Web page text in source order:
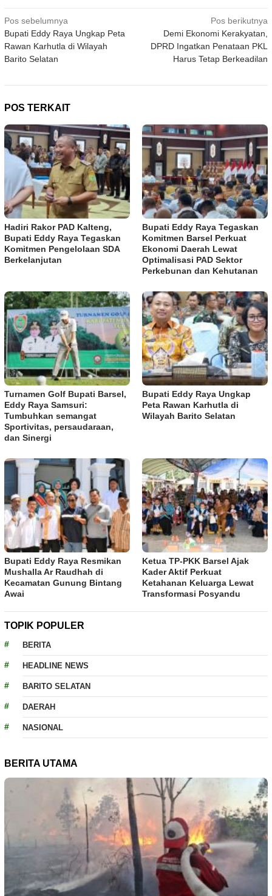
Navigasi
pos
Pos sebelumnya
Bupati Eddy Raya Ungkap Peta
Rawan Karhutla di Wilayah
Barito Selatan
Pos berikutnya
Demi Ekonomi Kerakyatan,
DPRD Ingatkan Penataan PKL
Harus Tetap Berkeadilan
POS TERKAIT
Hadiri Rakor PAD Kalteng,
Bupati Eddy Raya Tegaskan
Komitmen Pengelolaan SDA
Berkelanjutan
Bupati Eddy Raya Tegaskan
Komitmen Barsel Perkuat
Ekonomi Daerah Lewat
Optimalisasi PAD Sektor
Perkebunan dan Kehutanan
Turnamen Golf Bupati Barsel,
Eddy Raya Samsuri:
Tumbuhkan semangat
Sportivitas, persaudaraan,
dan Sinergi
Bupati Eddy Raya Ungkap
Peta Rawan Karhutla di
Wilayah Barito Selatan
Bupati Eddy Raya Resmikan
Mushalla Ar Raudhah di
Kecamatan Gunung Bintang
Awai
Ketua TP-PKK Barsel Ajak
Kader Aktif Perkuat
Ketahanan Keluarga Lewat
Transformasi Posyandu
TOPIK POPULER
BERITA
HEADLINE NEWS
BARITO SELATAN
DAERAH
NASIONAL
BERITA UTAMA